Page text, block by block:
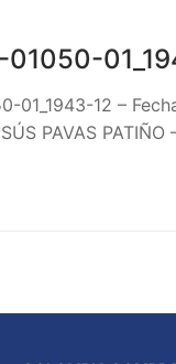
12 –
PAVAS PATIÑO